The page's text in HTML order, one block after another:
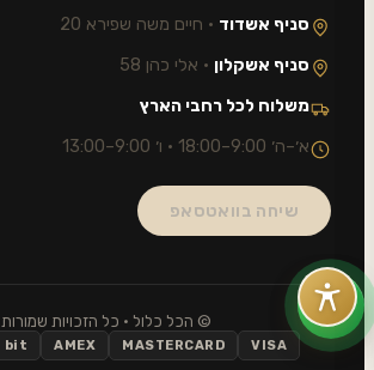
סניף אשדוד · חיים משה שפירא 20
סניף אשקלון · אלי כהן 58
משלוח לכל רחבי הארץ
א׳–ה׳ 9:00–18:00 · ו׳ 9:00–13:00
שיחה בוואטסאפ
© הכל כלול · כל הזכויות שמורות
VISA
MASTERCARD
AMEX
bit